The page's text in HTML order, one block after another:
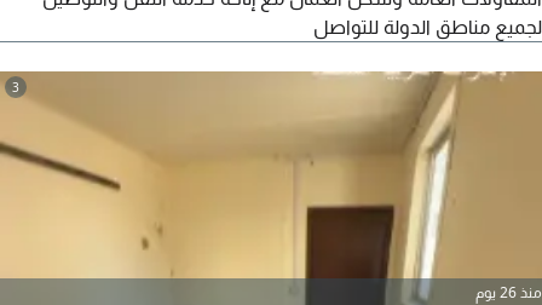
لجميع مناطق الدولة للتواصل
3
منذ 26 يوم